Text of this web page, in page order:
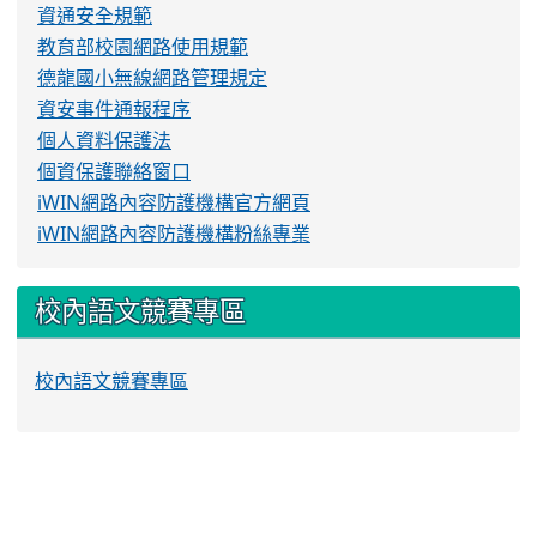
資通安全規範
教育部校園網路使用規範
德龍國小無線網路管理規定
資安事件通報程序
個人資料保護法
個資保護聯絡窗口
iWIN網路內容防護機構官方網頁
iWIN網路內容防護機構粉絲專業
校內語文競賽專區
校內語文競賽專區